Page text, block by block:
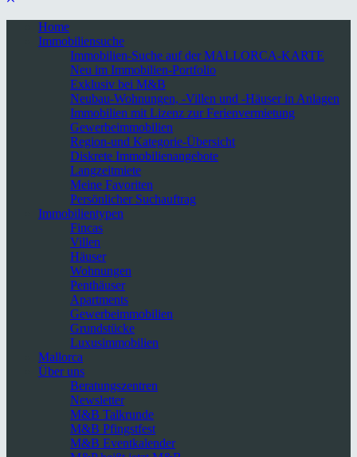
Home
Immobiliensuche
Immobilien-Suche auf der MALLORCA-KARTE
Neu im Immobilien-Portfolio
Exklusiv bei M&B
Neubau-Wohnungen, -Villen und -Häuser in Anlagen
Immobilien mit Lizenz zur Ferienvermietung
Gewerbeimmobilien
Region-und Kategorie-Übersicht
Diskrete Immobilienangebote
Langzeitmiete
Meine Favoriten
Persönlicher Suchauftrag
Immobilientypen
Fincas
Villen
Häuser
Wohnungen
Penthäuser
Apartments
Gewerbeimmobilien
Grundstücke
Luxusimmobilien
Mallorca
Über uns
Beratungszentren
Newsletter
M&B Talkrunde
M&B Pfingstfest
M&B Eventkalender